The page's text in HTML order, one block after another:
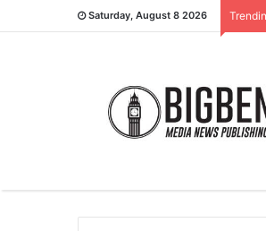
Saturday, August 8 2026